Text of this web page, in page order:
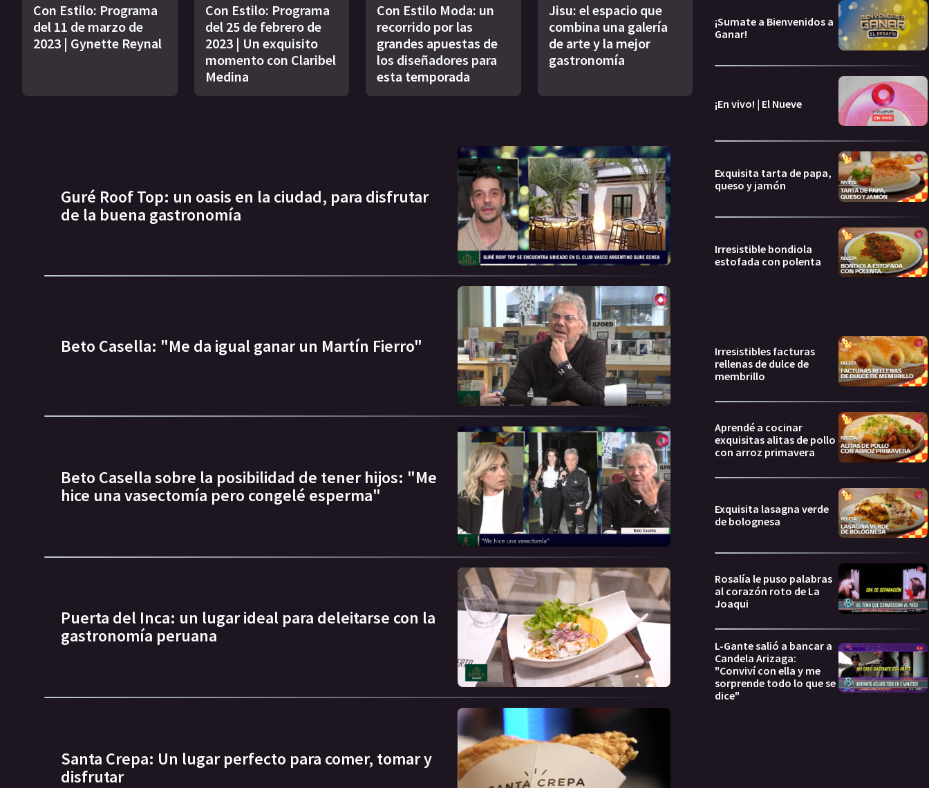
Con Estilo: Programa
del 11 de marzo de
2023 | Gynette Reynal
Con Estilo: Programa
del 25 de febrero de
2023 | Un exquisito
momento con Claribel
Medina
Con Estilo Moda: un
recorrido por las
grandes apuestas de
los diseñadores para
esta temporada
Jisu: el espacio que
combina una galería
de arte y la mejor
gastronomía
Guré Roof Top: un oasis en la ciudad, para disfrutar
de la buena gastronomía
Beto Casella: "Me da igual ganar un Martín Fierro"
Beto Casella sobre la posibilidad de tener hijos: "Me
hice una vasectomía pero congelé esperma"
Puerta del Inca: un lugar ideal para deleitarse con la
gastronomía peruana
Santa Crepa: Un lugar perfecto para comer, tomar y
disfrutar
¡Sumate a Bienvenidos a
Ganar!
¡En vivo! | El Nueve
Exquisita tarta de papa,
queso y jamón
Irresistible bondiola
estofada con polenta
Irresistibles facturas
rellenas de dulce de
membrillo
Aprendé a cocinar
exquisitas alitas de pollo
con arroz primavera
Exquisita lasagna verde
de bolognesa
Rosalía le puso palabras
al corazón roto de La
Joaqui
L-Gante salió a bancar a
Candela Arizaga:
"Conviví con ella y me
sorprende todo lo que se
dice"